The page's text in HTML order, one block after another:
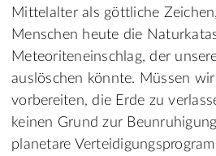
Mittelalter als göttliche
Menschen heute die
Meteoriteneinschlag, der
auslöschen könnte. Müssen
vorbereiten, die Erde zu
keinen Grund zur
planetare